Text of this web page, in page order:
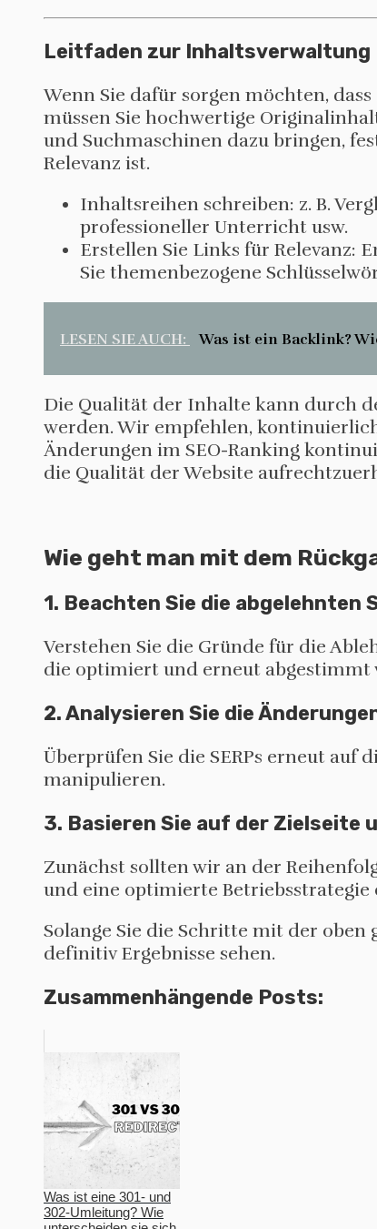
Leitfaden zur Inhaltsverwaltung
Wenn Sie dafür sorgen möchten,
müssen Sie hochwertige
und Suchmaschinen dazu bringen,
Relevanz ist.
Inhaltsreihen schreiben: z. B.
professioneller Unterricht usw.
Erstellen Sie Links für Relevanz:
Sie themenbezogene
LESEN SIE AUCH: Was ist ein Backlink?
Die Qualität der Inhalte kann durch
werden. Wir empfehlen,
Änderungen im SEO-Ranking
die Qualität der Website
Wie geht man mit dem
1. Beachten Sie die abgelehnten
Verstehen Sie die Gründe für die
die optimiert und erneut abgestimmt
2. Analysieren Sie die
Überprüfen Sie die SERPs erneut auf
manipulieren.
3. Basieren Sie auf der Zielseite
Zunächst sollten wir an der
und eine optimierte Betriebsstrategie
Solange Sie die Schritte mit der
definitiv Ergebnisse sehen.
Zusammenhängende Posts:
Was ist eine 301- und
302-Umleitung? Wie